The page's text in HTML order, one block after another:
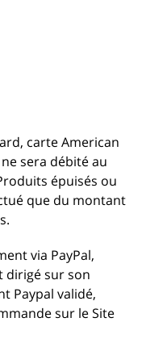
carte American
sera débité au
épuisés ou
que du montant
via PayPal,
dirigé sur son
Paypal validé,
sur le Site